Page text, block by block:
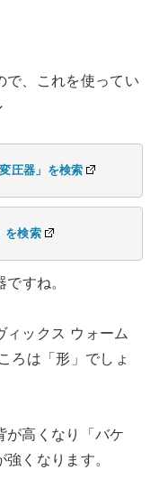
で、これを使ってい
器」を検索
検索
すね。
ックス ウォーム
ろは「形」でしょ
が高くなり「バケ
くなります。